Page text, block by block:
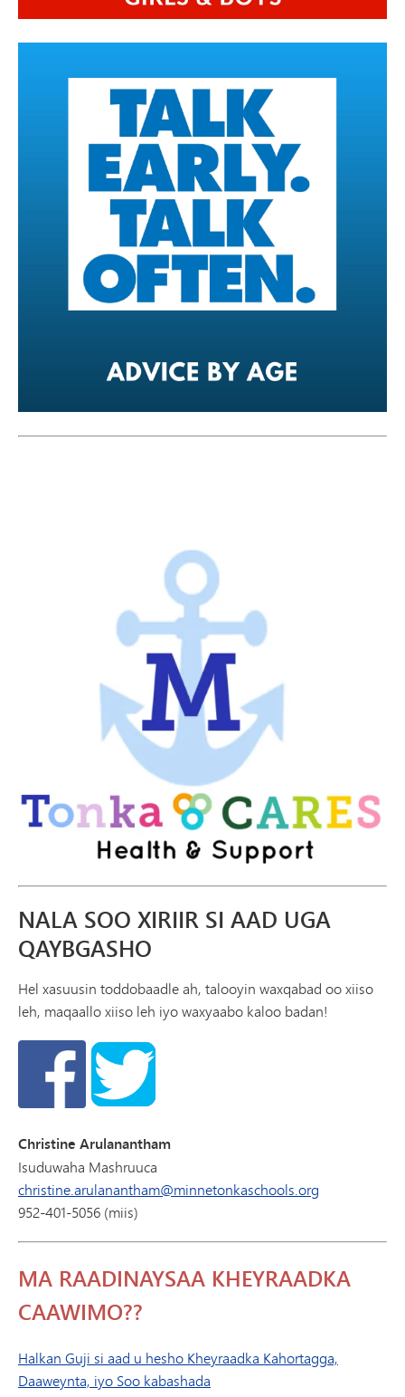
NALA SOO XIRIIR SI AAD UGA
QAYBGASHO
Hel xasuusin toddobaadle ah, talooyin waxqabad oo xiiso
leh, maqaallo xiiso leh iyo waxyaabo kaloo badan!
Christine Arulanantham
Isuduwaha Mashruuca
christine.arulanantham@minnetonkaschools.org
952-401-5056 (miis)
MA RAADINAYSAA KHEYRAADKA
CAAWIMO??
Halkan Guji si aad u hesho Kheyraadka Kahortagga,
Daaweynta, iyo Soo kabashada